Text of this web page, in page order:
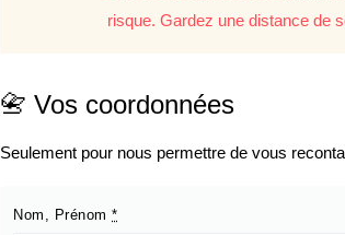
risque. Gardez une distance de
📇 Vos coordonnées
Seulement pour nous permettre de vous
Nom, Prénom *